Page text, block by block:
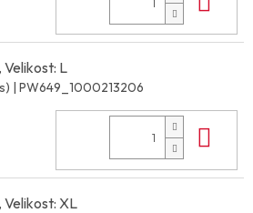
L
| PW649_1000213206
XL